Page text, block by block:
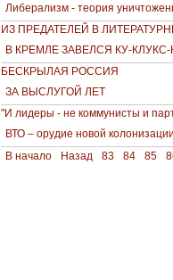
Либерализм - теория
ИЗ ПРЕДАТЕЛЕЙ В
В КРЕМЛЕ ЗАВЕЛСЯ КУ-КЛУКС-
БЕСКРЫЛАЯ РОССИЯ
ЗА ВЫСЛУГОЙ ЛЕТ
"И лидеры - не коммунисты и
ВТО – орудие новой
В начало
Назад 83 84 85